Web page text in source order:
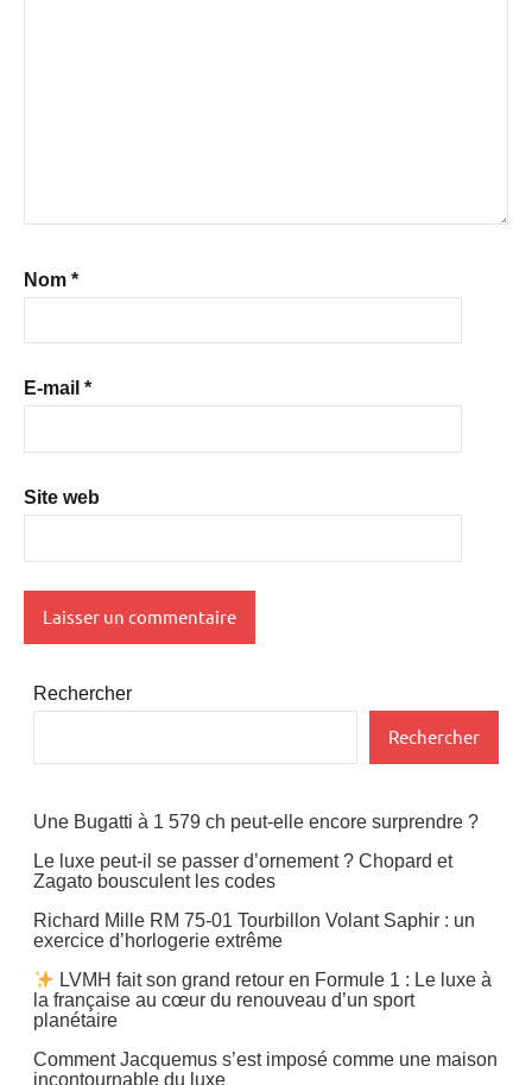
Nom *
E-mail *
Site web
Rechercher
Rechercher
Une Bugatti à 1 579 ch peut-elle encore surprendre ?
Le luxe peut-il se passer d’ornement ? Chopard et
Zagato bousculent les codes
Richard Mille RM 75-01 Tourbillon Volant Saphir : un
exercice d’horlogerie extrême
LVMH fait son grand retour en Formule 1 : Le luxe à
la française au cœur du renouveau d’un sport
planétaire
Comment Jacquemus s’est imposé comme une maison
incontournable du luxe